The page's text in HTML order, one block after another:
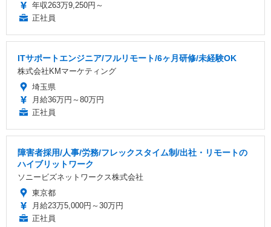
年収263万9,250円～
正社員
ITサポートエンジニア/フルリモート/6ヶ月研修/未経験OK
株式会社KMマーケティング
埼玉県
月給36万円～80万円
正社員
障害者採用/人事/労務/フレックスタイム制/出社・リモートの
ハイブリットワーク
ソニービズネットワークス株式会社
東京都
月給23万5,000円～30万円
正社員